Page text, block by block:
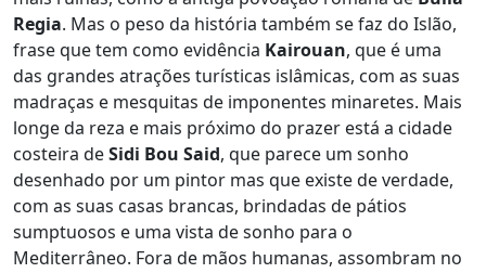
Regia. Mas o peso da história também se faz do Islão,
frase que tem como evidência Kairouan, que é uma
das grandes atrações turísticas islâmicas, com as suas
madraças e mesquitas de imponentes minaretes. Mais
longe da reza e mais próximo do prazer está a cidade
costeira deSidi Bou Said, que parece um sonho
desenhado por um pintor mas que existe de verdade,
com as suas casas brancas, brindadas de pátios
sumptuosos e uma vista de sonho para o
Mediterrâneo. Fora de mãos humanas, assombram no